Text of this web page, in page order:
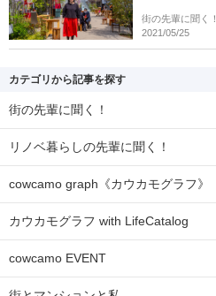
街の先輩に聞く！
2021/05/25
カテゴリから記事を探す
街の先輩に聞く！
リノベ暮らしの先輩に聞く！
cowcamo graph《カウカモグラフ》
カウカモグラフ with LifeCatalog
cowcamo EVENT